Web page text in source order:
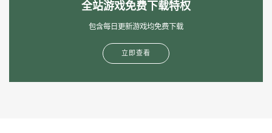
全站游戏免费下载特权
包含每日更新游戏均免费下载
立即查看